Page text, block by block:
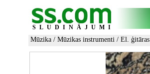
SLUDINĀJUMI
Mūzika / Mūzikas instrumenti / El. ģitāras